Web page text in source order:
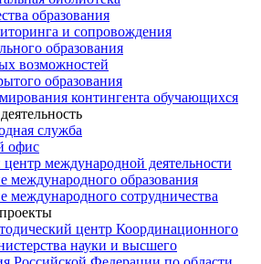
образования
и сопровождения
образования
возможностей
образования
контингента обучающихся
служба
офис
международной деятельности
международного образования
международного сотрудничества
центр Координационного
науки и высшего